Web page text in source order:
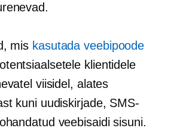
mis kasutada veebipoode
klientidele
viisidel, alates
kuni uudiskirjade, SMS-
veebisaidi sisuni.